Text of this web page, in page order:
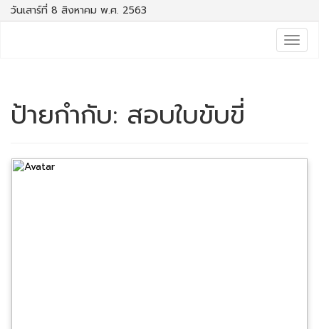
วันเสาร์ที่ 8 สิงหาคม พ.ศ. 2563
ป้ายกำกับ: สอบใบขับขี่